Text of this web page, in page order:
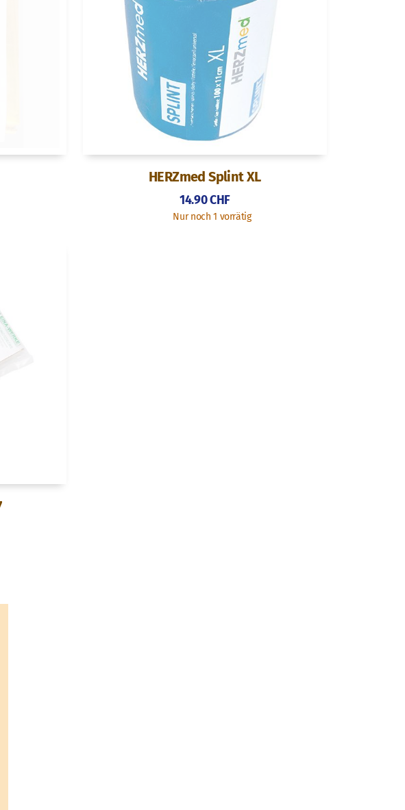
HERZmed Splint XL
14.90CHF
Nur noch 1 vorrätig